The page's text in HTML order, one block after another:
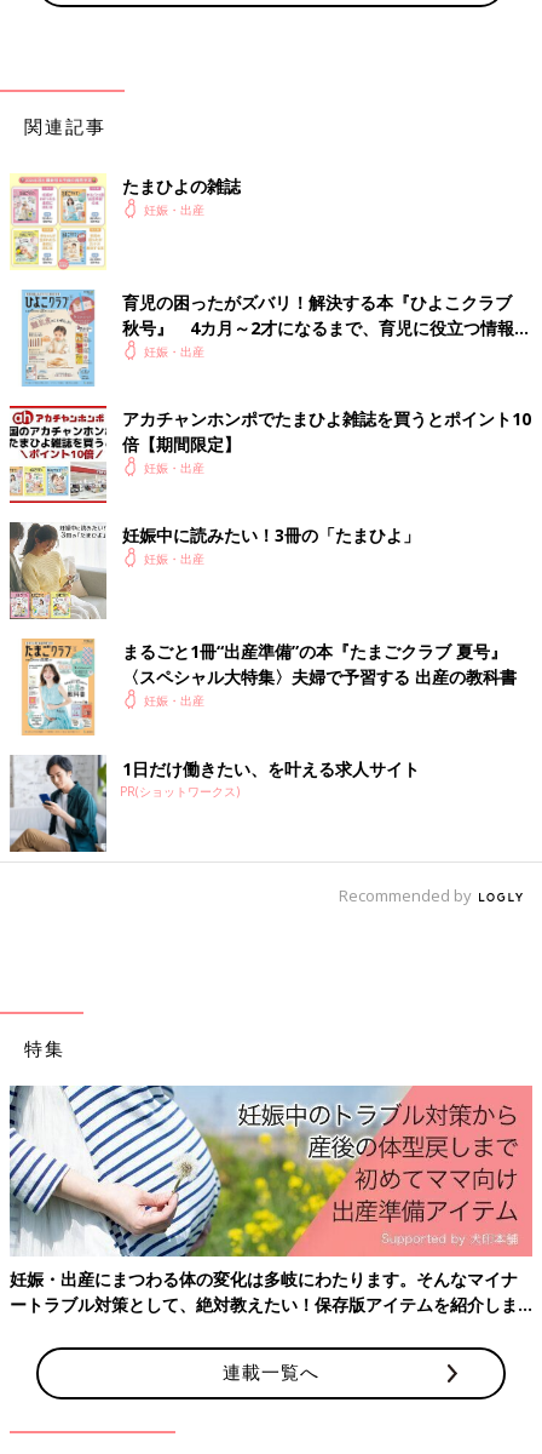
関連記事
たまひよの雑誌
妊娠・出産
育児の困ったがズバリ！解決する本『ひよこクラブ
秋号』 4カ月～2才になるまで、育児に役立つ情報が
いっぱい！
妊娠・出産
アカチャンホンポでたまひよ雑誌を買うとポイント10
倍【期間限定】
妊娠・出産
妊娠中に読みたい！3冊の「たまひよ」
妊娠・出産
まるごと1冊“出産準備”の本『たまごクラブ 夏号』
〈スペシャル大特集〉夫婦で予習する 出産の教科書
妊娠・出産
1日だけ働きたい、を叶える求人サイト
PR(ショットワークス)
Recommended by
特集
妊娠・出産にまつわる体の変化は多岐にわたります。そんなマイナ
ートラブル対策として、絶対教えたい！保存版アイテムを紹介しま
連載一覧へ